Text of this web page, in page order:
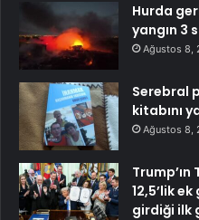
Hurda
yangın 3
Ağustos 8,
Serebral
kitabını
Ağustos 8,
Trump’ın
12,5’lik
girdiği ilk